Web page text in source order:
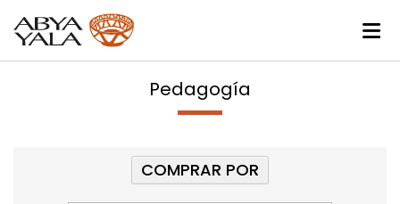
Pedagogía
COMPRAR POR